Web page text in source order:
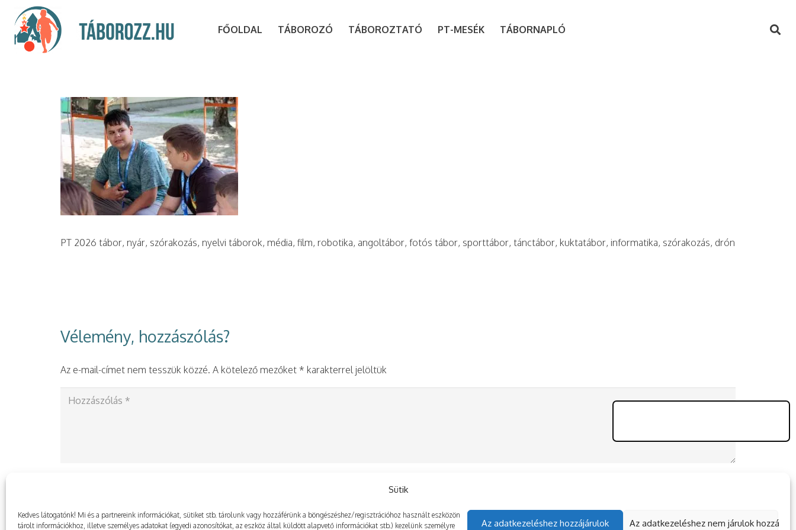
Sütik
Kedves látogatónk! Mi és a partnereink információkat, sütiket stb. tárolunk vagy hozzáférünk a böngészéshez/regisztrációhoz használt eszközön
tárolt információkhoz, illetve személyes adatokat (egyedi azonosítókat, az eszköz által küldött alapvető információkat stb.) kezelünk személyre
Az adatkezeléshez hozzájárulok Az adatkezeléshez nem járulok hozzá
FŐOLDAL TÁBOROZÓ TÁBOROZTATÓ PT-MESÉK TÁBORNAPLÓ
PT 2026 tábor, nyár, szórakozás, nyelvi táborok, média, film, robotika, angoltábor, fotós tábor, sporttábor, tánctábor, kuktatábor, informatika, szórakozás, drón
Vélemény, hozzászólás?
Az e-mail-címet nem tesszük közzé. A kötelező mezőket * karakterrel jelöltük